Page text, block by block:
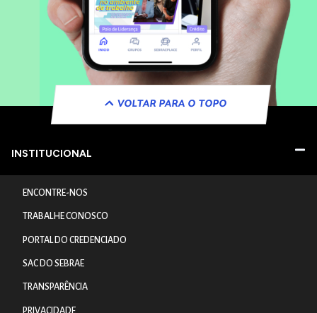
VOLTAR PARA O TOPO
INSTITUCIONAL
ENCONTRE-NOS
TRABALHE CONOSCO
PORTAL DO CREDENCIADO
SAC DO SEBRAE
TRANSPARÊNCIA
PRIVACIDADE